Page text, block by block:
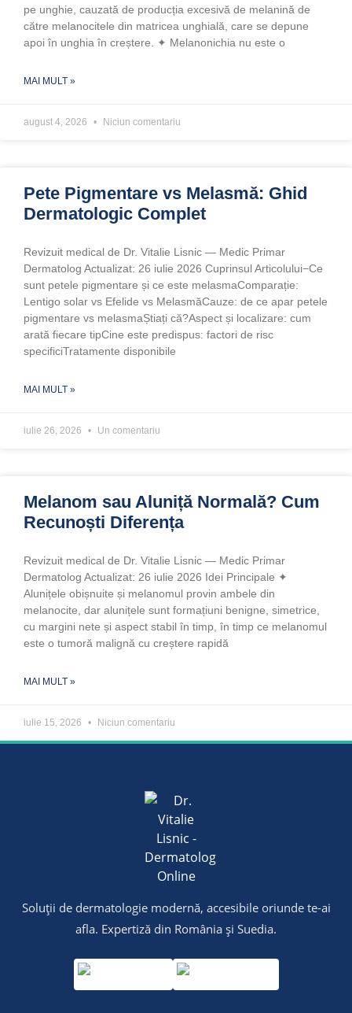
pe unghie, cauzată de producția excesivă de melanină de
către melanocitele din matricea unghială, care se depune
apoi în unghia în creștere. ✦ Melanonichia nu este o
MAI MULT »
august 4, 2026 Niciun comentariu
Pete Pigmentare vs Melasmă: Ghid
Dermatologic Complet
Revizuit medical de Dr. Vitalie Lisnic — Medic Primar
Dermatolog Actualizat: 26 iulie 2026 Cuprinsul Articolului−Ce
sunt petele pigmentare și ce este melasmaComparație:
Lentigo solar vs Efelide vs MelasmăCauze: de ce apar petele
pigmentare vs melasmaȘtiați că?Aspect și localizare: cum
arată fiecare tipCine este predispus: factori de risc
specificiTratamente disponibile
MAI MULT »
iulie 26, 2026 Un comentariu
Melanom sau Aluniță Normală? Cum
Recunoști Diferența
Revizuit medical de Dr. Vitalie Lisnic — Medic Primar
Dermatolog Actualizat: 26 iulie 2026 Idei Principale ✦
Alunițele obișnuite și melanomul provin ambele din
melanocite, dar alunițele sunt formațiuni benigne, simetrice,
cu margini nete și aspect stabil în timp, în timp ce melanomul
este o tumoră malignă cu creștere rapidă
MAI MULT »
iulie 15, 2026 Niciun comentariu
Soluții de dermatologie modernă, accesibile oriunde te-ai
afla. Expertiză din România și Suedia.